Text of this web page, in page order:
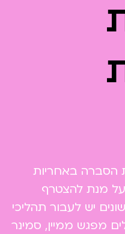
הסברה באחריות
על מנת להצטרף
יש לעבור תהליכי
מפגש ממיין, סמינר